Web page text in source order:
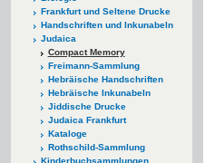
Frankfurt und Seltene Drucke
Handschriften und Inkunabeln
Judaica
Compact Memory
Freimann-Sammlung
Hebräische Handschriften
Hebräische Inkunabeln
Jiddische Drucke
Judaica Frankfurt
Kataloge
Rothschild-Sammlung
Kinderbuchsammlungen